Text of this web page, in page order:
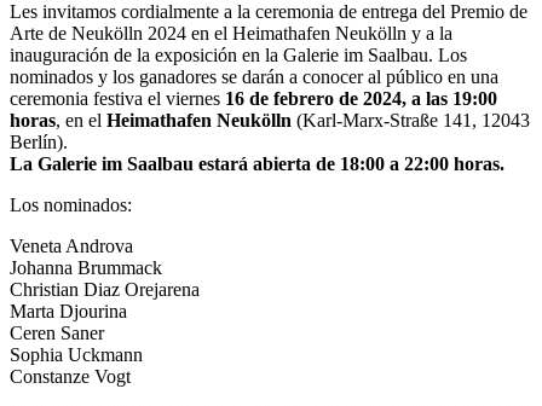
Les invitamos cordialmente a la ceremonia de entrega del Premio de
Arte de Neukölln 2024 en el Heimathafen Neukölln y a la
inauguración de la exposición en la Galerie im Saalbau. Los
nominados y los ganadores se darán a conocer al público en una
ceremonia festiva el viernes 16 de febrero de 2024, a las 19:00
horas, en el Heimathafen Neukölln (Karl-Marx-Straße 141, 12043
Berlín).
La Galerie im Saalbau estará abierta de 18:00 a 22:00 horas.
Los nominados:
Veneta Androva
Johanna Brummack
Christian Diaz Orejarena
Marta Djourina
Ceren Saner
Sophia Uckmann
Constanze Vogt